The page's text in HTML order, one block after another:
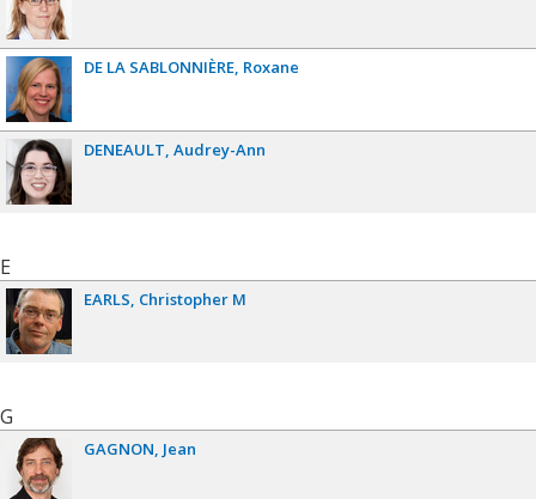
DE LA SABLONNIÈRE Roxane
DENEAULT Audrey-Ann
E
EARLS Christopher M
G
GAGNON Jean